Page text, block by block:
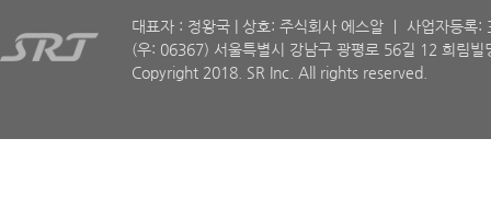
대표자 : 정왕국 | 상호: 주식회사 에스알 ㅣ 사업자등
(우: 06367) 서울특별시 강남구 광평로 56길 12 희림빌
Copyright 2018. SR Inc. All rights reserved.